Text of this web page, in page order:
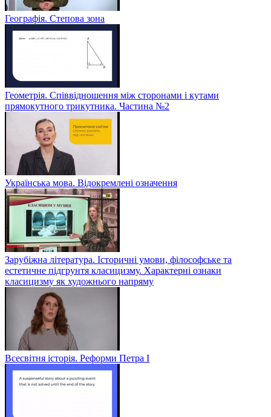
Географія. Степова зона
Геометрія. Співвідношення між сторонами і кутами
прямокутного трикутника. Частина №2
Українська мова. Відокремлені означення
Зарубіжна література. Історичні умови, філософське та
естетичне підгрунтя класицизму. Характерні ознаки
класицизму як художнього напряму
Всесвітня історія. Реформи Петра І